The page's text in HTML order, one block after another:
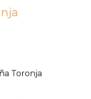
Toronja